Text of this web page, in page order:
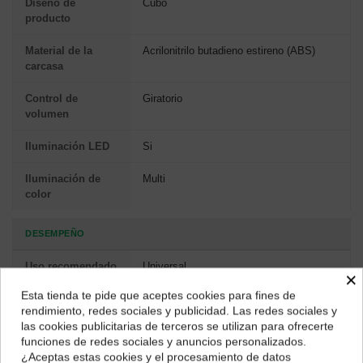
Diseño de
producto
Cubo
Material de la
carcasa
Acrilonitrilo butadieno estireno (ABS)
Control de
volumen
Giratorio
Iluminación LED Si
Iluminación de
color
Multi
DESEMPEÑO
Uso recomendado Universal
EMPAQUETADO
Ancho del
paquete
85 mm
¿Dónde deseas recibir tu pedido?
Selecciona tu ubicación para mostrarte los precios e
impuestos correctos para tu región.
×
Esta tienda te pide que aceptes cookies para fines de
rendimiento, redes sociales y publicidad. Las redes sociales y
las cookies publicitarias de terceros se utilizan para ofrecerte
funciones de redes sociales y anuncios personalizados.
¿Aceptas estas cookies y el procesamiento de datos